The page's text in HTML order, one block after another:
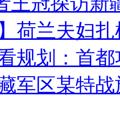
荷兰夫妇
规划：首
军区某特